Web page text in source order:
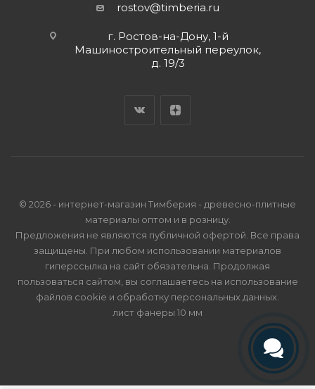
rostov@timberia.ru
г. Ростов-на-Дону, 1-й
Машиностроительный переулок,
д. 19/3
© 2026 - интернет-магазин Тимберия - древесно-плитные
материалы оптом и в розницу.
Предложения не являются публичной офертой. Все права
защищены. При любом использовании материалов
гиперссылка на сайт обязательна. Продолжая
пользоваться сайтом, вы соглашаетесь на использование
файлов cookie и обработку персональных данных
лист фанеры 10 мм